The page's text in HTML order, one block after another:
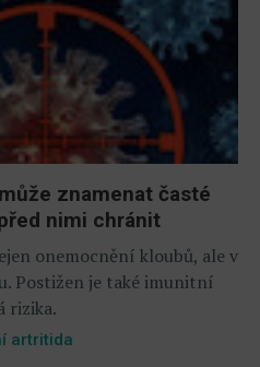
znamenat časté
nimi chránit
onemocnění kloubů, ale v
Postižen je také imunitní
rizika.
artritida